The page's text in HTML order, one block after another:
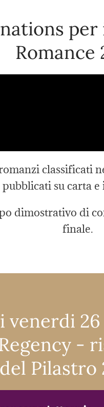
Romance
classificati
pubblicati su carta
dimostrativo di
finale.
venerdi
-
Pilastro